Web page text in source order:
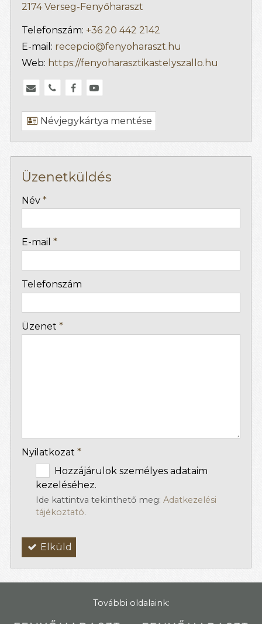
2174 Verseg-Fenyőharaszt
Telefonszám: +36 20 442 2142
E-mail: recepcio@fenyoharaszt.hu
Web: https://fenyoharasztikastelyszallo.hu
Névjegykártya mentése
Üzenetküldés
-
Név *
E-mail *
Telefonszám
Üzenet *
Nyilatkozat *
Hozzájárulok személyes adataim
kezeléséhez.
Ide kattintva tekinthető meg: Adatkezelési
tájékoztató.
Elküld
További oldalaink: